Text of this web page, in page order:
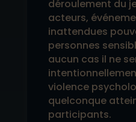
déroulement du
acteurs,
inattendues
personnes
aucun cas il ne
violence
quelconque
participants.